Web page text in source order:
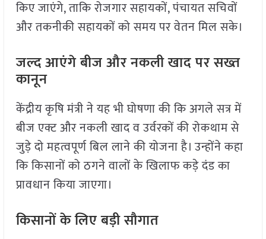
किए जाएंगे, ताकि रोजगार सहायकों, पंचायत सचिवों
और तकनीकी सहायकों को समय पर वेतन मिल सके।
जल्द आएंगे बीज और नकली खाद पर सख्त
कानून
केंद्रीय कृषि मंत्री ने यह भी घोषणा की कि अगले सत्र में
बीज एक्ट और नकली खाद व उर्वरकों की रोकथाम से
जुड़े दो महत्वपूर्ण बिल लाने की योजना है। उन्होंने कहा
कि किसानों को ठगने वालों के खिलाफ कड़े दंड का
प्रावधान किया जाएगा।
किसानों के लिए बड़ी सौगात